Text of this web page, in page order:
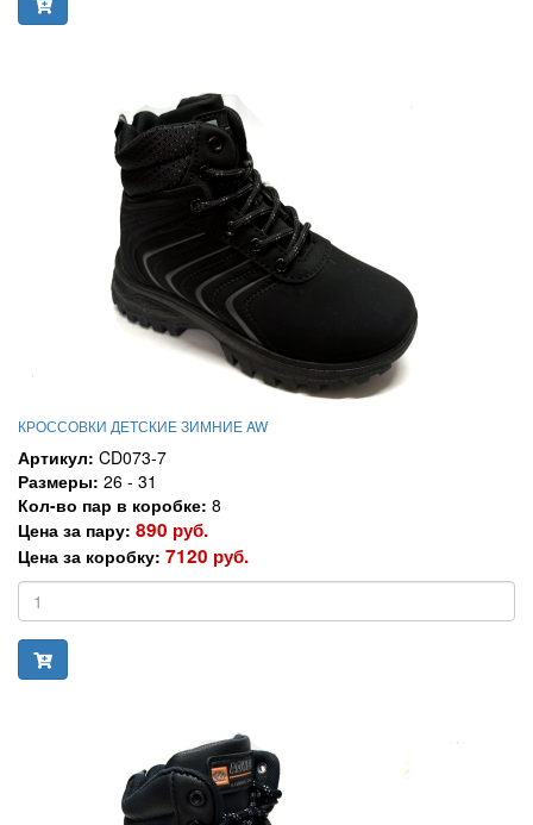
КРОССОВКИ ДЕТСКИЕ ЗИМНИЕ AW
Артикул: CD073-7
Размеры: 26 - 31
Кол-во пар в коробке: 8
Цена за пару: 890 руб.
Цена за коробку: 7120 руб.